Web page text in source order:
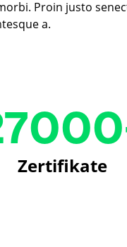
Proin justo
a.
Zertifikate